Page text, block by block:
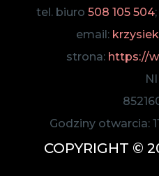
tel. biuro 508 105 504
email:
strona: https://
Godziny otwarcia:
COPYRIGHT ©